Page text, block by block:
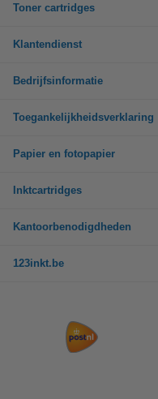
Toner cartridges
Klantendienst
Bedrijfsinformatie
Toegankelijkheidsverklaring
Papier en fotopapier
Inktcartridges
Kantoorbenodigdheden
123inkt.be